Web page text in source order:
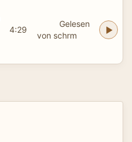
4:29
Gelesen
von schrm